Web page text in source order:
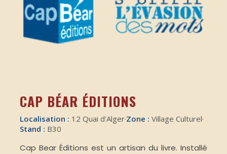
CAP BÉAR ÉDITIONS
Localisation : 12 Quai d'Alger·Zone : Village Culturel·
Stand : B30
Cap Bear Éditions est un artisan du livre. Installé